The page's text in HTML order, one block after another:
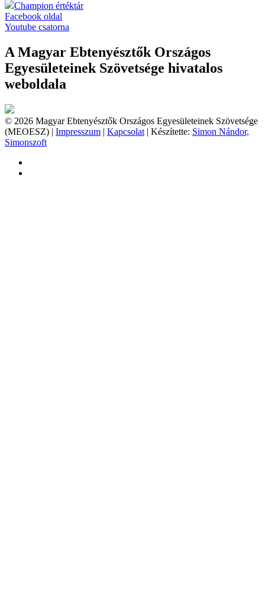
Champion értéktár
Facebook oldal
Youtube csatorna
A Magyar Ebtenyésztők Országos
Egyesületeinek Szövetsége hivatalos
weboldala
© 2026 Magyar Ebtenyésztők Országos Egyesületeinek Szövetsége
(MEOESZ) | Impresszum | Kapcsolat | Készítette: Simon Nándor,
Simonszoft